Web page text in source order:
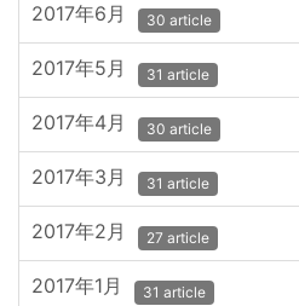
2017年6月 30 article
2017年5月 31 article
2017年4月 30 article
2017年3月 31 article
2017年2月 27 article
2017年1月 31 article